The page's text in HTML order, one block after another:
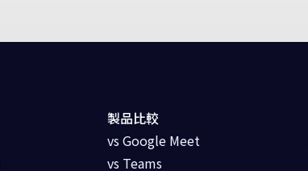
製品比較
vs Google Meet
vs Teams